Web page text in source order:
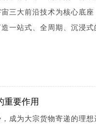
三大前沿技术为核心底座
一站式、全周期、沉浸式
重要作用
成为大宗货物寄递的理